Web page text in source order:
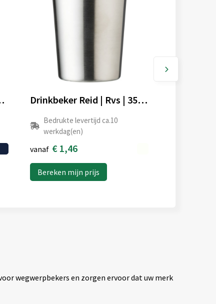
beker 450 ml. Drinkbeker Reid | Rvs | 350 ml
Bedrukte levertijd ca.10
werkdag(en)
vanaf € 1,46
Bereken mijn prijs
wegwerpbekers en zorgen ervoor dat uw merk